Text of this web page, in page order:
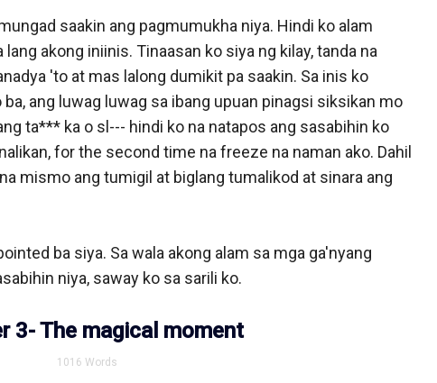
saakin ang pagmumukha niya. Hindi ko alam
akong iniinis. Tinaasan ko siya ng kilay, tanda na
'to at mas lalong dumikit pa saakin. Sa inis ko
ang luwag luwag sa ibang upuan pinagsi siksikan mo
ta*** ka o sl--- hindi ko na natapos ang sasabihin ko
for the second time na freeze na naman ako. Dahil
mismo ang tumigil at biglang tumalikod at sinara ang
ba siya. Sa wala akong alam sa mga ga'nyang
niya, saway ko sa sarili ko.
3- The magical moment
1016 Words